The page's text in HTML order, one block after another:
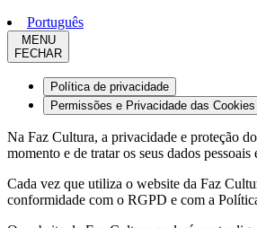
Português
MENU
FECHAR
Política de privacidade
Permissões e Privacidade das Cookies
Na Faz Cultura, a privacidade e proteção
momento e de tratar os seus dados
Cada vez que utiliza o website da Faz
conformidade com o RGPD e com a